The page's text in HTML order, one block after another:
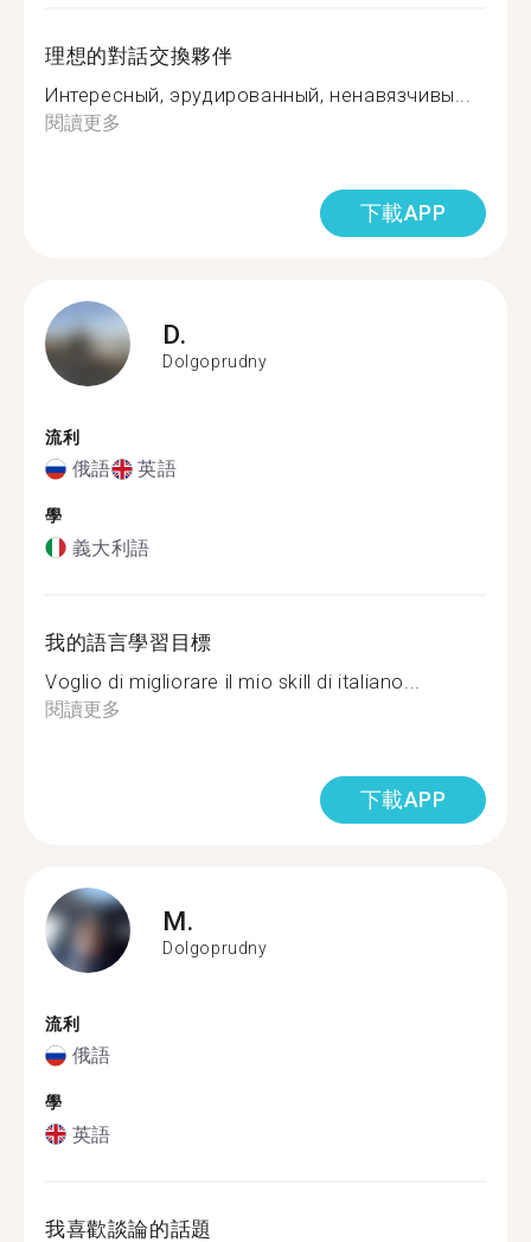
理想的對話交換夥伴
Интересный, эрудированный, ненавязчивы...
閱讀更多
下載APP
D.
Dolgoprudny
流利
俄語 英語
學
義大利語
我的語言學習目標
Voglio di migliorare il mio skill di italiano...
閱讀更多
下載APP
M.
Dolgoprudny
流利
俄語
學
英語
我喜歡談論的話題